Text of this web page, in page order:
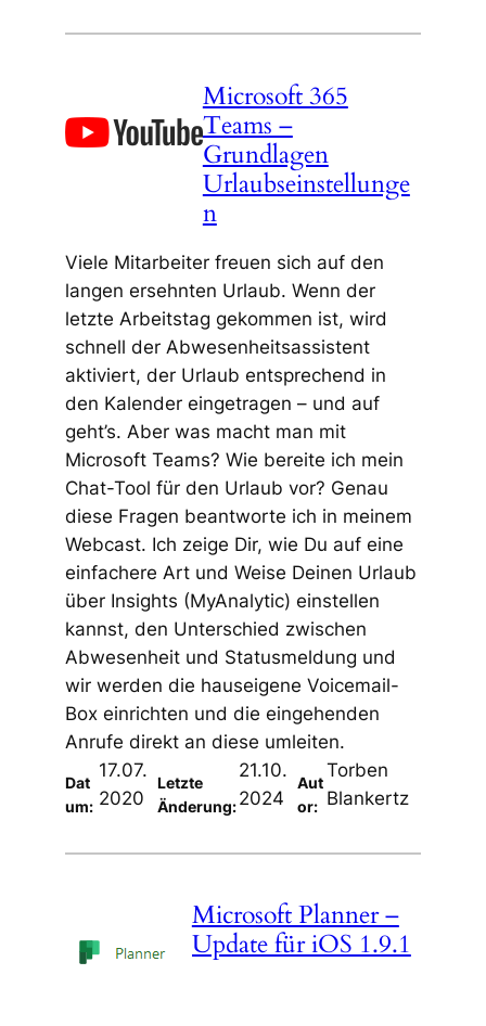
Microsoft 365
Teams –
Grundlagen
Urlaubseinstellunge
n
Viele Mitarbeiter freuen sich auf den
langen ersehnten Urlaub. Wenn der
letzte Arbeitstag gekommen ist, wird
schnell der Abwesenheitsassistent
aktiviert, der Urlaub entsprechend in
den Kalender eingetragen – und auf
geht’s. Aber was macht man mit
Microsoft Teams? Wie bereite ich mein
Chat-Tool für den Urlaub vor? Genau
diese Fragen beantworte ich in meinem
Webcast. Ich zeige Dir, wie Du auf eine
einfachere Art und Weise Deinen Urlaub
über Insights (MyAnalytic) einstellen
kannst, den Unterschied zwischen
Abwesenheit und Statusmeldung und
wir werden die hauseigene Voicemail-
Box einrichten und die eingehenden
Anrufe direkt an diese umleiten.
Dat
um:
17.07.
2020
Letzte
Änderung:
21.10.
2024
Aut
or:
Torben
Blankertz
Microsoft Planner –
Update für iOS 1.9.1